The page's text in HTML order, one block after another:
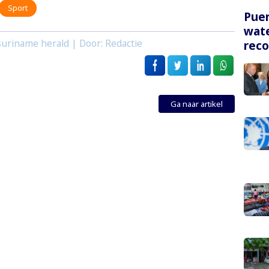
Sport
herald | Door: Redactie
Ga naar artikel